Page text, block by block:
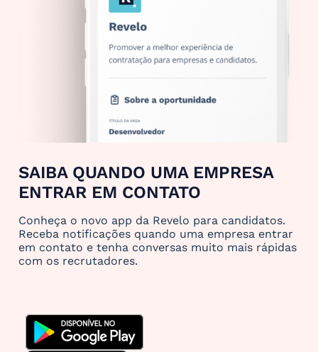
SAIBA QUANDO UMA EMPRESA
ENTRAR EM CONTATO
Conheça o novo app da Revelo para candidatos.
Receba notificações quando uma empresa entrar
em contato e tenha conversas muito mais rápidas
com os recrutadores.